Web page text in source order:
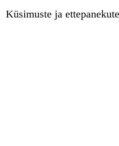
Küsimuste ja